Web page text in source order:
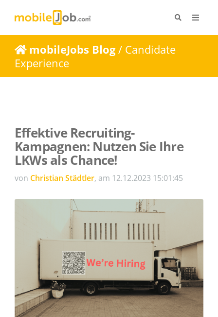
mobileJobs Blog/ Candidate
Experience
Effektive Recruiting-
Kampagnen: Nutzen Sie Ihre
LKWs als Chance!
von Christian Städtler, am 12.12.2023 15:01:45